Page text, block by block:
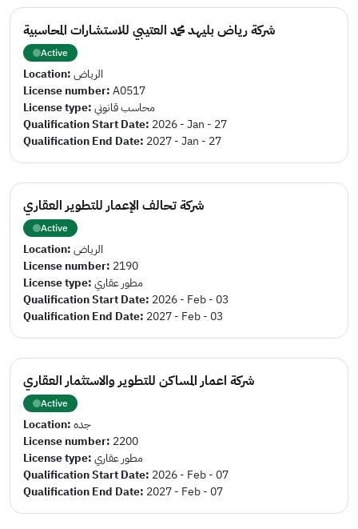
شركة رياض بليهد محمد العتيبي للاستشارات المحاسبية
Active
Location:الرياض
License number:A0517
License type:محاسب قانوني
Qualification Start Date: 2026 - Jan - 27
Qualification End Date: 2027 - Jan - 27
شركة تحالف الإعمار للتطوير العقاري
Active
Location:الرياض
License number: 2190
License type:مطور عقاري
Qualification Start Date: 2026 - Feb - 03
Qualification End Date: 2027 - Feb - 03
شركة اعمار المساكن للتطوير والاستثمار العقاري
Active
Location:جده
License number: 2200
License type:مطور عقاري
Qualification Start Date: 2026 - Feb - 07
Qualification End Date: 2027 - Feb - 07